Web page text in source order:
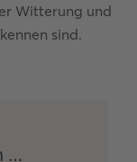
Witterung und
sind.
…